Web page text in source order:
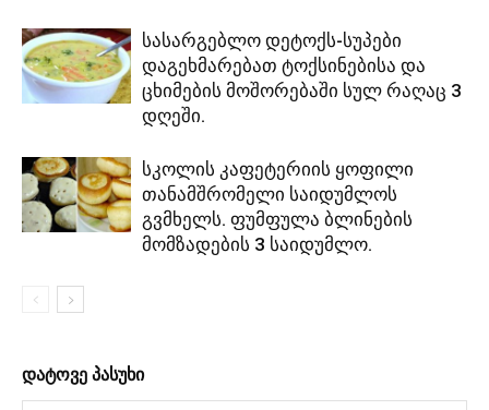
სასარგებლო დეტოქს-სუპები
დაგეხმარებათ ტოქსინებისა და
ცხიმების მოშორებაში სულ რაღაც 3
დღეში.
სკოლის კაფეტერიის ყოფილი
თანამშრომელი საიდუმლოს
გვმხელს. ფუმფულა ბლინების
მომზადების 3 საიდუმლო.
დატოვე პასუხი